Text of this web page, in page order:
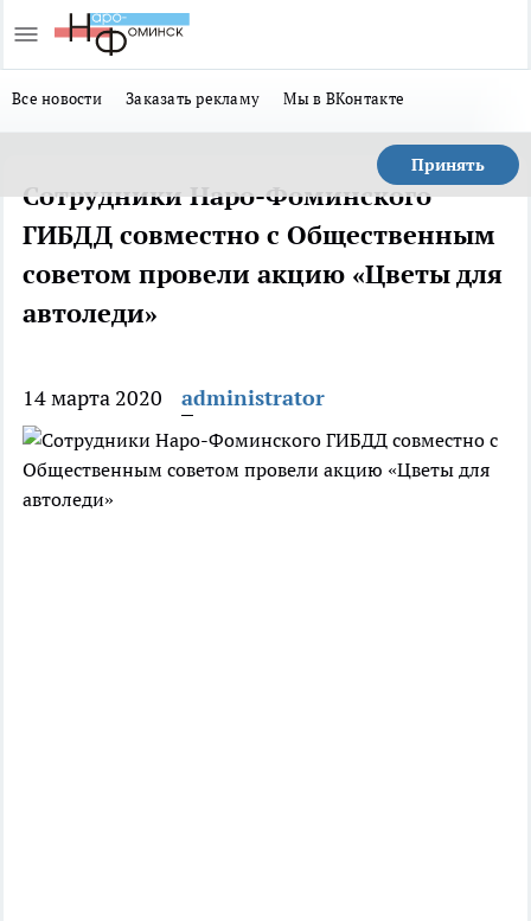
Все новости Заказать рекламу Мы в ВКонтакте
Принять
Сотрудники Наро-Фоминского
ГИБДД совместно с Общественным
советом провели акцию «Цветы для
автоледи»
14 марта 2020 administrator